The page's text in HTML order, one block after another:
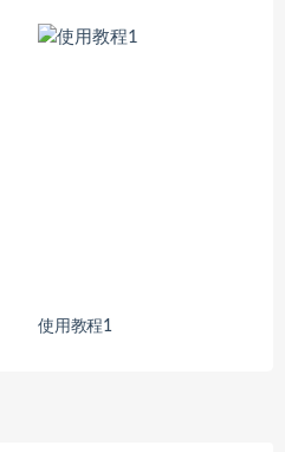
使用教程1